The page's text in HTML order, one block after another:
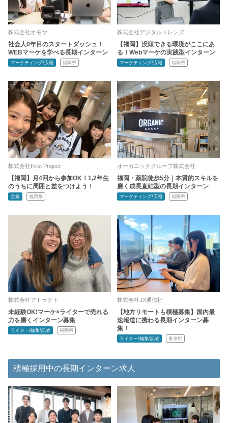
株式会社オモヤ
社会人0年目のスタートダッシュ！
WEBマーケを学べる長期インターン
マーケティング/広報 福岡県
株式会社デジタルトレンズ
【福岡】没頭できる環境がここにあ
る！Webマーケの実践型インターン
マーケティング/広報 福岡県
株式会社First Project
【福岡】月4回から参加OK！1,2年生
のうちに周囲と差をつけよう！
営業 福岡県
オーガニックグループ株式会社
福岡・薬院徒歩5分｜本質的スキルを
磨く成長直結型の長期インターン
マーケティング/広報 福岡県
株式会社アトラクト
未経験OK!マーケ×ライターで売れる
力を磨くインターン募集
ライター/編集/記者 福岡県
株式会社JX通信社
【地方リモートも積極募集】国内最
速報道に携わる長期インターン募
集！
ライター/編集/記者 東京都
積極採用中の長期インターン求人